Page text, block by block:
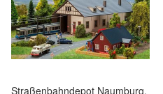
Straßenbahndepot Naumburg,